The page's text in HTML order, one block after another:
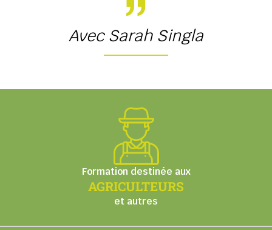
Avec Sarah Singla
Formation destinée aux
AGRICULTEURS
et autres